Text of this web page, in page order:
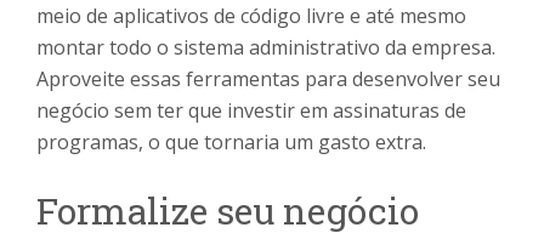
meio de aplicativos de código livre e até mesmo
montar todo o sistema administrativo da empresa.
Aproveite essas ferramentas para desenvolver seu
negócio sem ter que investir em assinaturas de
programas, o que tornaria um gasto extra.
Formalize seu negócio